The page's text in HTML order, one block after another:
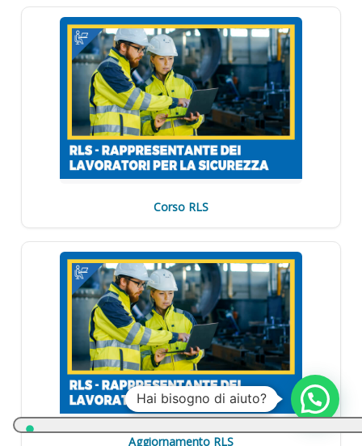
Corso RLS
Aggiornamento RLS
Hai bisogno di aiuto?